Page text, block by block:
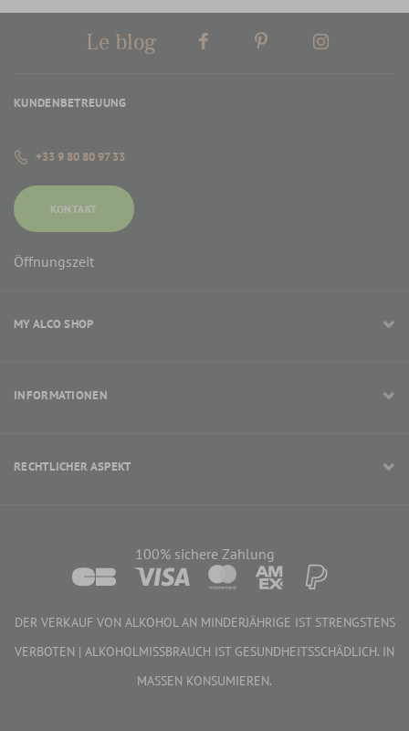
Le blog
KUNDENBETREUUNG
+33 9 80 80 97 33
KONTAKT
Öffnungszeit
MY ALCO SHOP
INFORMATIONEN
RECHTLICHER ASPEKT
100% sichere Zahlung
DER VERKAUF VON ALKOHOL AN MINDERJÄHRIGE IST STRENGSTENS
VERBOTEN | ALKOHOLMISSBRAUCH IST GESUNDHEITSSCHÄDLICH. IN
MASSEN KONSUMIEREN.